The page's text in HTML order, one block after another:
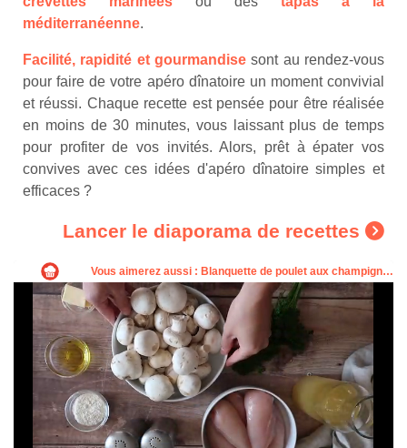
méditerranéenne.
Facilité, rapidité et gourmandise sont au rendez-vous
pour faire de votre apéro dînatoire un moment convivial
et réussi. Chaque recette est pensée pour être réalisée
en moins de 30 minutes, vous laissant plus de temps
pour profiter de vos invités. Alors, prêt à épater vos
convives avec ces idées d'apéro dînatoire simples et
efficaces ?
Lancer le diaporama de recettes